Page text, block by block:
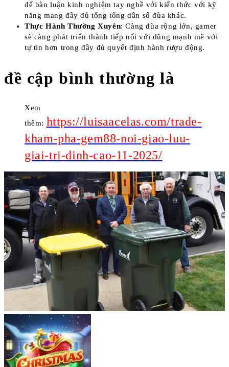
để bàn luận kinh nghiệm tay nghề với kiến thức với kỹ
năng mang đầy đủ tổng tổng dân số đùa khác.
Thực Hành Thường Xuyên: Càng đùa rộng lớn, gamer
sẽ càng phát triển thành tiếp nối với dũng mạnh mẽ với
tự tin hơn trong đầy đủ quyết định hành rượu động.
đề cập bình thường là
Xem
thêm: https://luisaacelas.com/trade-
kham-pha-gem88-noi-giao-luu-
giai-tri-dinh-cao-11-2025/